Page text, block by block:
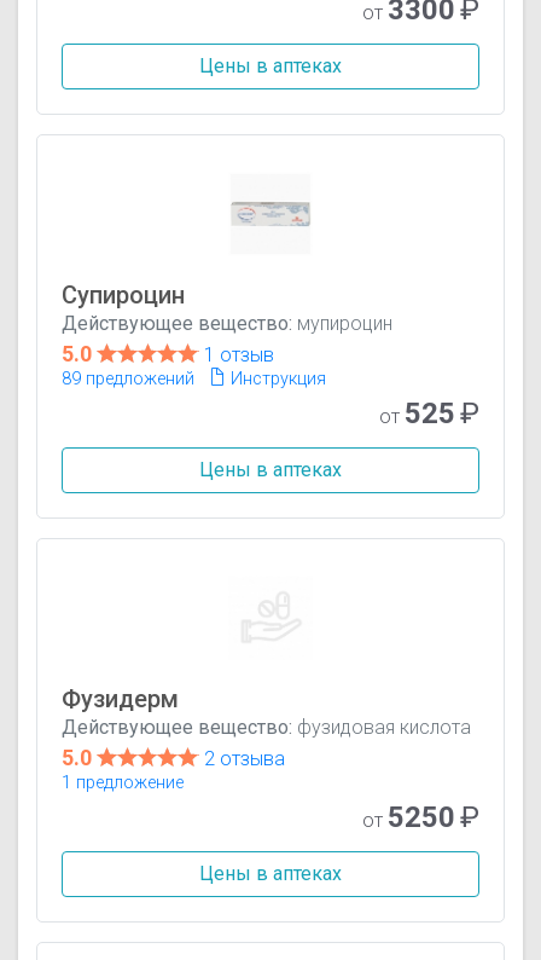
от 3300₽
Цены в аптеках
Супироцин
Действующее вещество: мупироцин
5.0 1 отзыв
89 предложений Инструкция
от 525₽
Цены в аптеках
Фузидерм
Действующее вещество: фузидовая кислота
5.0 2 отзыва
1 предложение
от 5250₽
Цены в аптеках